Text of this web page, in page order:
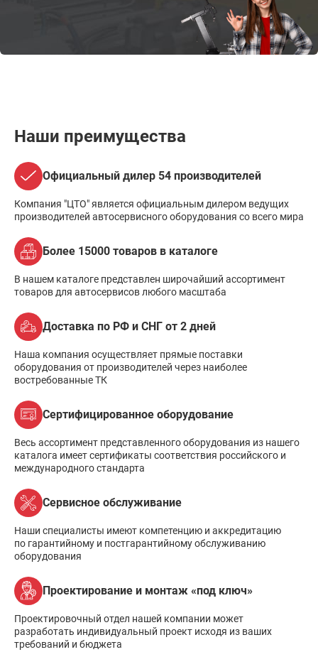
Наши преимущества
Официальный дилер 54 производителей
Компания "ЦТО" является официальным дилером ведущих
производителей автосервисного оборудования со всего мира
Более 15000 товаров в каталоге
В нашем каталоге представлен широчайший ассортимент
товаров для автосервисов любого масштаба
Доставка по РФ и СНГ от 2 дней
Наша компания осуществляет прямые поставки
оборудования от производителей через наиболее
востребованные ТК
Сертифицированное оборудование
Весь ассортимент представленного оборудования из нашего
каталога имеет сертификаты соответствия российского и
международного стандарта
Сервисное обслуживание
Наши специалисты имеют компетенцию и аккредитацию
по гарантийному и постгарантийному обслуживанию
оборудования
Проектирование и монтаж «под ключ»
Проектировочный отдел нашей компании может
разработать индивидуальный проект исходя из ваших
требований и бюджета